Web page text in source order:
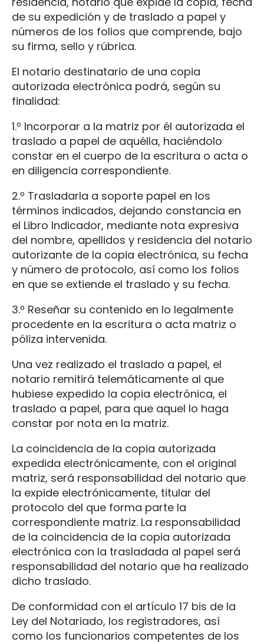
de su expedición y de traslado a papel y
números de los folios que comprende, bajo
su firma, sello y rúbrica.
El notario destinatario de una copia
autorizada electrónica podrá, según su
finalidad:
1.º Incorporar a la matriz por él autorizada el
traslado a papel de aquélla, haciéndolo
constar en el cuerpo de la escritura o acta o
en diligencia correspondiente.
2.º Trasladarla a soporte papel en los
términos indicados, dejando constancia en
el Libro Indicador, mediante nota expresiva
del nombre, apellidos y residencia del notario
autorizante de la copia electrónica, su fecha
y número de protocolo, así como los folios
en que se extiende el traslado y su fecha.
3.º Reseñar su contenido en lo legalmente
procedente en la escritura o acta matriz o
póliza intervenida.
Una vez realizado el traslado a papel, el
notario remitirá telemáticamente al que
hubiese expedido la copia electrónica, el
traslado a papel, para que aquel lo haga
constar por nota en la matriz.
La coincidencia de la copia autorizada
expedida electrónicamente, con el original
matriz, será responsabilidad del notario que
la expide electrónicamente, titular del
protocolo del que forma parte la
correspondiente matriz. La responsabilidad
de la coincidencia de la copia autorizada
electrónica con la trasladada al papel será
responsabilidad del notario que ha realizado
dicho traslado.
De conformidad con el artículo 17 bis de la
Ley del Notariado, los registradores, así
como los funcionarios competentes de los